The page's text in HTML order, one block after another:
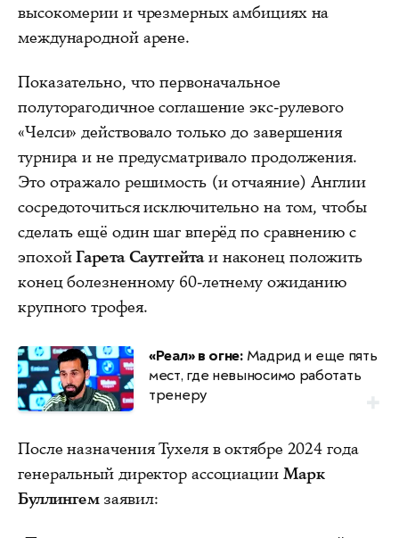
высокомерии и чрезмерных амбициях на
международной арене.
Показательно, что первоначальное
полуторагодичное соглашение экс-рулевого
«Челси» действовало только до завершения
турнира и не предусматривало продолжения.
Это отражало решимость (и отчаяние) Англии
сосредоточиться исключительно на том, чтобы
сделать ещё один шаг вперёд по сравнению с
эпохойГарета Саутгейтаи наконец положить
конец болезненному 60-летнему ожиданию
крупного трофея.
«Реал» в огне:Мадрид и еще пять
мест, где невыносимо работать
тренеру
После назначения Тухеля в октябре 2024 года
генеральный директор ассоциации Марк
Буллингемзаявил: